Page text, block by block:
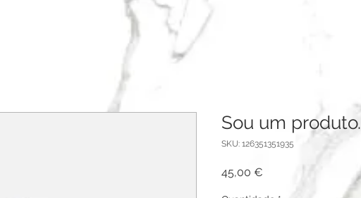
Sou um produto.
SKU: 126351351935
45,00 €